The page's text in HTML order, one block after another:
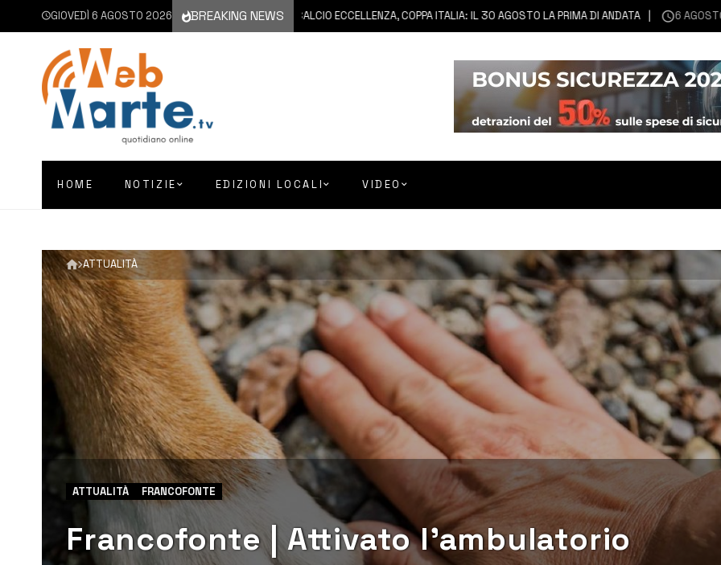
GIOVEDÌ 6 AGOSTO 2026 BREAKING NEWS
6 AGOSTO 2026 SICILIA | CALCIO ECCELLENZA, COPPA ITALIA: IL 30 AGOSTO LA PRIMA DI ANDATA 6 AGOSTO 2026
HOME NOTIZIE EDIZIONI LOCALI VIDEO
ATTUALITÀ
ATTUALITÀ FRANCOFONTE
Francofonte | Attivato l’ambulatorio